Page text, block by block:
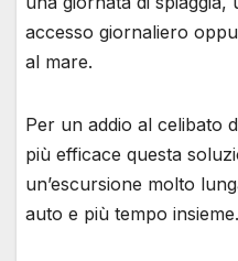
accesso giornaliero
al mare.
Per un addio al celibato
più efficace questa
un’escursione molto
auto e più tempo insieme.